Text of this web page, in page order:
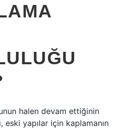
halen devam ettiğinin
eski yapılar için kaplamanın